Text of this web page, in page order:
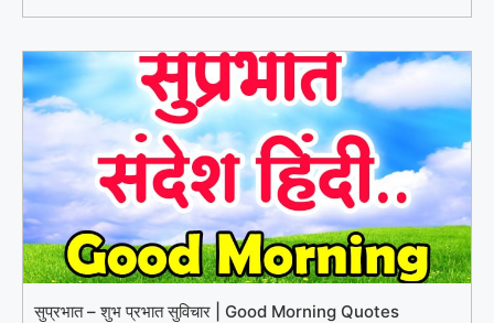
सुप्रभात – शुभ प्रभात सुविचार | Good Morning Quotes